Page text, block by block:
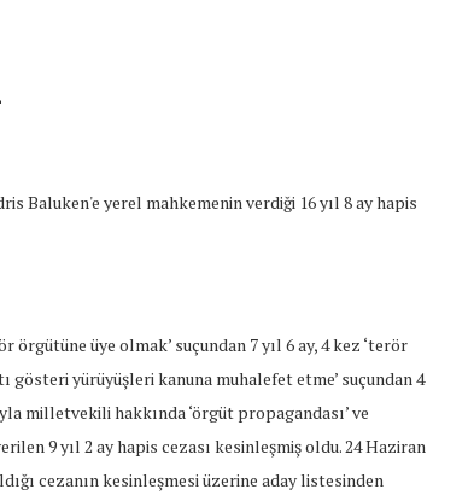
Baluken'e yerel mahkemenin verdiği 16 yıl 8 ay hapis
örgütüne üye olmak’ suçundan 7 yıl 6 ay, 4 kez ‘terör
gösteri yürüyüşleri kanuna muhalefet etme’ suçundan 4
milletvekili hakkında ‘örgüt propagandası’ ve
9 yıl 2 ay hapis cezası kesinleşmiş oldu. 24 Haziran
cezanın kesinleşmesi üzerine aday listesinden